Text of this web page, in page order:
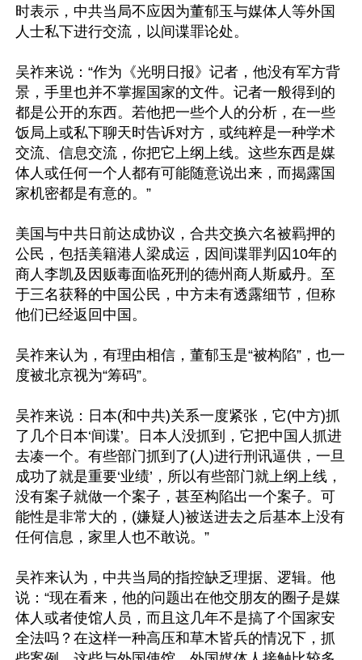
时表示，中共当局不应因为董郁玉与媒体人等外国
人士私下进行交流，以间谍罪论处。
吴祚来说：“作为《光明日报》记者，他没有军方背
景，手里也并不掌握国家的文件。记者一般得到的
都是公开的东西。若他把一些个人的分析，在一些
饭局上或私下聊天时告诉对方，或纯粹是一种学术
交流、信息交流，你把它上纲上线。这些东西是媒
体人或任何一个人都有可能随意说出来，而揭露国
家机密都是有意的。”
美国与中共日前达成协议，合共交换六名被羁押的
公民，包括美籍港人梁成运，因间谍罪判囚10年的
商人李凯及因贩毒面临死刑的德州商人斯威丹。至
于三名获释的中国公民，中方未有透露细节，但称
他们已经返回中国。
吴祚来认为，有理由相信，董郁玉是“被构陷”，也一
度被北京视为“筹码”。
吴祚来说：日本(和中共)关系一度紧张，它(中方)抓
了几个日本‘间谍’。日本人没抓到，它把中国人抓进
去凑一个。有些部门抓到了(人)进行刑讯逼供，一旦
成功了就是重要‘业绩’，所以有些部门就上纲上线，
没有案子就做一个案子，甚至构陷出一个案子。可
能性是非常大的，(嫌疑人)被送进去之后基本上没有
任何信息，家里人也不敢说。”
吴祚来认为，中共当局的指控缺乏理据、逻辑。他
说：“现在看来，他的问题出在他交朋友的圈子是媒
体人或者使馆人员，而且这几年不是搞了个国家安
全法吗？在这样一种高压和草木皆兵的情况下，抓